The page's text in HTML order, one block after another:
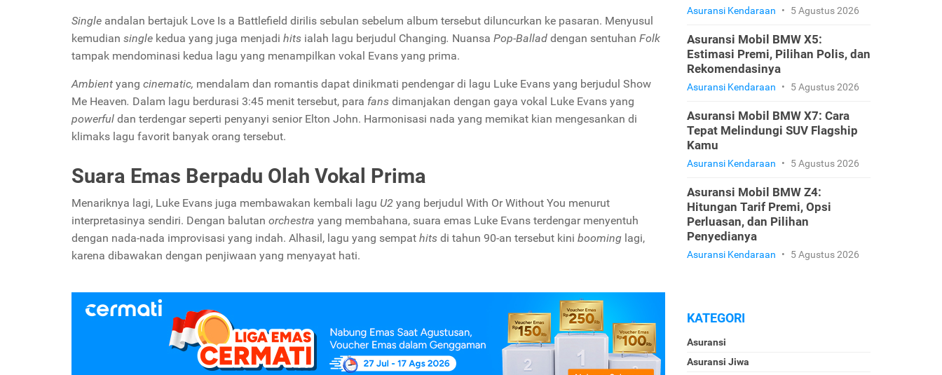
Single andalan bertajuk Love Is a Battlefield dirilis sebulan sebelum album tersebut diluncurkan ke pasaran. Menyusul
kemudian single kedua yang juga menjadi hits ialah lagu berjudul Changing. Nuansa Pop-Ballad dengan sentuhan Folk
tampak mendominasi kedua lagu yang menampilkan vokal Evans yang prima.
Ambient yang cinematic, mendalam dan romantis dapat dinikmati pendengar di lagu Luke Evans yang berjudul Show
Me Heaven. Dalam lagu berdurasi 3:45 menit tersebut, para fans dimanjakan dengan gaya vokal Luke Evans yang
powerful dan terdengar seperti penyanyi senior Elton John. Harmonisasi nada yang memikat kian mengesankan di
klimaks lagu favorit banyak orang tersebut.
Suara Emas Berpadu Olah Vokal Prima
Menariknya lagi, Luke Evans juga membawakan kembali lagu U2 yang berjudul With Or Without You menurut
interpretasinya sendiri. Dengan balutan orchestra yang membahana, suara emas Luke Evans terdengar menyentuh
dengan nada-nada improvisasi yang indah. Alhasil, lagu yang sempat hits di tahun 90-an tersebut kini booming lagi,
karena dibawakan dengan penjiwaan yang menyayat hati.
Asuransi Kendaraan • 5 Agustus 2026
Asuransi Mobil BMW X5:
Estimasi Premi, Pilihan Polis, dan
Rekomendasinya
Asuransi Kendaraan • 5 Agustus 2026
Asuransi Mobil BMW X7: Cara
Tepat Melindungi SUV Flagship
Kamu
Asuransi Kendaraan • 5 Agustus 2026
Asuransi Mobil BMW Z4:
Hitungan Tarif Premi, Opsi
Perluasan, dan Pilihan
Penyedianya
Asuransi Kendaraan • 5 Agustus 2026
KATEGORI
Asuransi
Asuransi Jiwa